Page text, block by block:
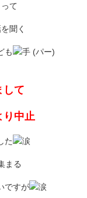
て
聞く
も
して
り中止
た
まる
ですが